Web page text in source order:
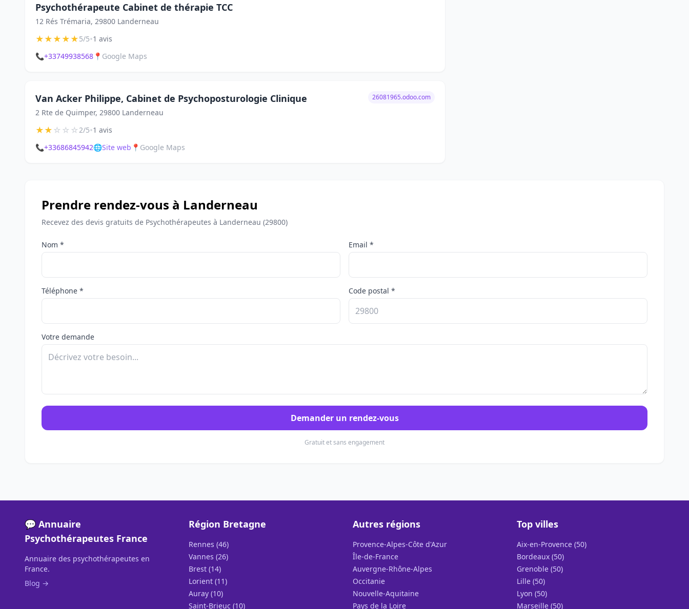
Psychothérapeute Cabinet de thérapie TCC
12 Rés Trémaria, 29800 Landerneau
★★★★★5/5•1 avis
📞+33749938568 📍 Google Maps
Van Acker Philippe, Cabinet de Psychoposturologie Clinique
2 Rte de Quimper, 29800 Landerneau
26081965.odoo.com
★★☆☆☆2/5•1 avis
📞+33686845942🌐Site web 📍 Google Maps
Prendre rendez-vous à Landerneau
Recevez des devis gratuits de Psychothérapeutes à Landerneau (29800)
Nom * Email *
Téléphone * Code postal *
Votre demande
Demander un rendez-vous
Gratuit et sans engagement
💬 Annuaire
Psychothérapeutes France
Annuaire des psychothérapeutes en
France.
Blog →
Région Bretagne
Rennes (46)
Vannes (26)
Brest (14)
Lorient (11)
Auray (10)
Saint-Brieuc (10)
Autres régions
Provence-Alpes-Côte d'Azur
Île-de-France
Auvergne-Rhône-Alpes
Occitanie
Nouvelle-Aquitaine
Pays de la Loire
Top villes
Aix-en-Provence (50)
Bordeaux (50)
Grenoble (50)
Lille (50)
Lyon (50)
Marseille (50)